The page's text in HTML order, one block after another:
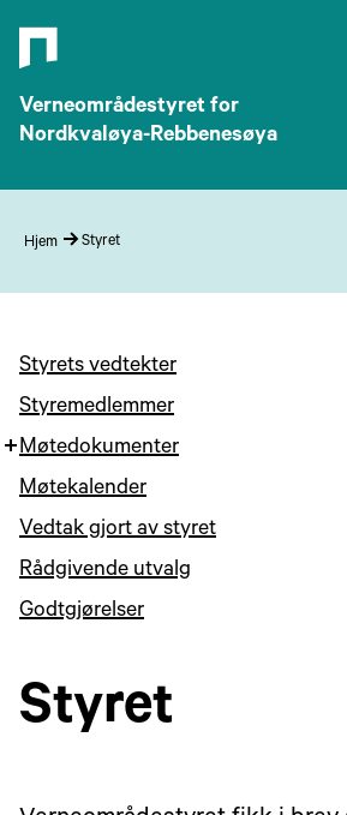
Verneområdestyret for
Nordkvaløya-Rebbenesøya
Hjem Styret
Styrets vedtekter
Styremedlemmer
Møtedokumenter
Møtekalender
Vedtak gjort av styret
Rådgivende utvalg
Godtgjørelser
Styret